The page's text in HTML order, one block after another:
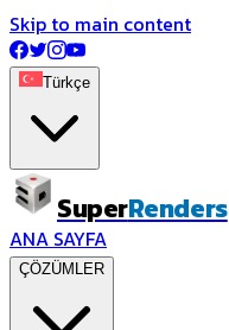
Skip to main content
Türkçe
SuperRenders
ANA SAYFA
ÇÖZÜMLER